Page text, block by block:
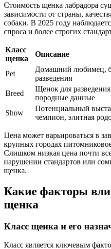
Стоимость щенка лабрадора
зависимости от страны,
собаки. В 2025 году
спроса и более строгих
Класс
щенка
Описание
Pet
Домашний любимец,
разведения
Breed
Щенок для
породные данные
Show
Потенциальный
чемпион, элитная
Цена может варьироваться в
крупных городах
Слишком низкая цена почти
нарушении стандартов или
щенка.
Какие факторы
щенка
Класс щенка и его
Класс является ключевым